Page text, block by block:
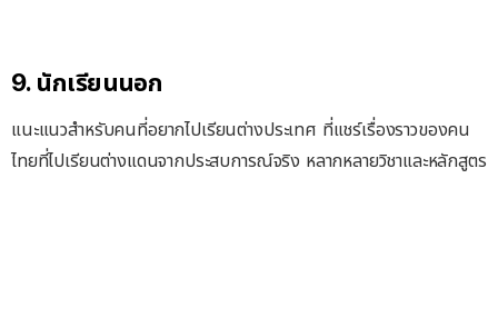
9. นักเรียนนอก
แนะแนวสำหรับคนที่อยากไปเรียนต่างประเทศ ที่แชร์เรื่องราวของคน
ไทยที่ไปเรียนต่างแดนจากประสบการณ์จริง หลากหลายวิชาและหลักสูตร